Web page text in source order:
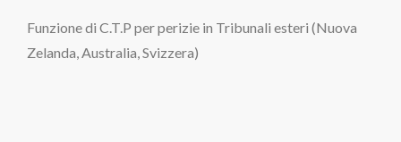
Funzione di C.T.P per perizie in Tribunali esteri (Nuova
Zelanda, Australia, Svizzera)